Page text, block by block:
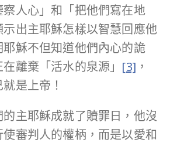
人心」和「把他們寫在地
出主耶穌怎樣以智慧回應他
穌不但知道他們內心的詭
離棄「活水的泉源」 [3] ，
是上帝！
的主耶穌成就了贖罪日，他沒
審判人的權柄，而是以愛和